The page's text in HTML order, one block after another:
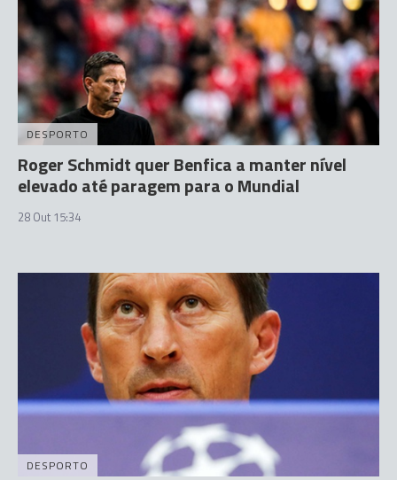
DESPORTO
Roger Schmidt quer Benfica a manter nível
elevado até paragem para o Mundial
28 Out 15:34
DESPORTO